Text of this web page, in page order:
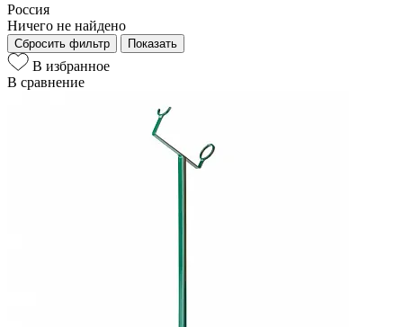
Россия
Ничего не найдено
Сбросить фильтр Показать
В избранное
В сравнение